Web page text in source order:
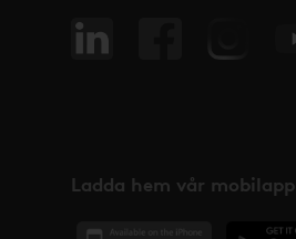
Ladda hem vår mobilapp